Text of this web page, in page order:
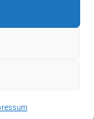
| 95615